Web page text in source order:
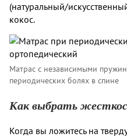
(натуральный/
кокос.
Матрас с независимыми
периодических болях в спине
Как выбрать
Когда вы ложитесь на